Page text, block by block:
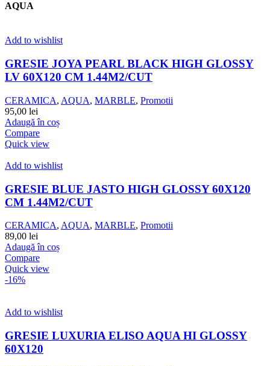
AQUA
Add to wishlist
GRESIE JOYA PEARL BLACK HIGH GLOSSY
LV 60X120 CM 1.44M2/CUT
CERAMICA, AQUA, MARBLE, Promotii
95,00 lei
Adaugă în coș
Compare
Quick view
Add to wishlist
GRESIE BLUE JASTO HIGH GLOSSY 60X120
CM 1.44M2/CUT
CERAMICA, AQUA, MARBLE, Promotii
89,00 lei
Adaugă în coș
Compare
Quick view
-16%
Add to wishlist
GRESIE LUXURIA ELISO AQUA HI GLOSSY
60X120